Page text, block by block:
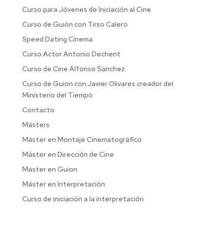
Curso para Jóvenes de Iniciación al Cine
Curso de Guión con Tirso Calero
Speed Dating Cinema
Curso Actor Antonio Dechent
Curso de Cine Alfonso Sanchez
Curso de Guion con Javier Olivares creador del
Ministerio del Tiempo
Contacto
Másters
Máster en Montaje Cinematográfico
Máster en Dirección de Cine
Máster en Guion
Máster en Interpretación
Curso de iniciación a la interpretación